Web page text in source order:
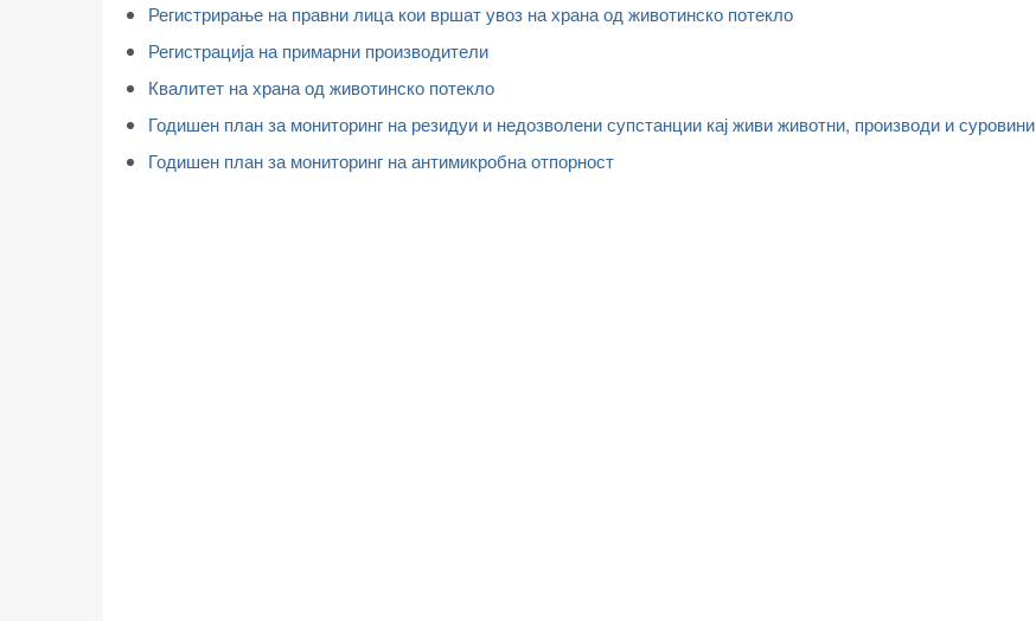
Регистрирање на правни лица кои вршат увоз на храна од животинско потекло
Регистрација на примарни производители
Квалитет на храна од животинско потекло
Годишен план за мониторинг на резидуи и недозволени супстанции кај живи животни, производи и суровини
Годишен план за мониторинг на антимикробна отпорност